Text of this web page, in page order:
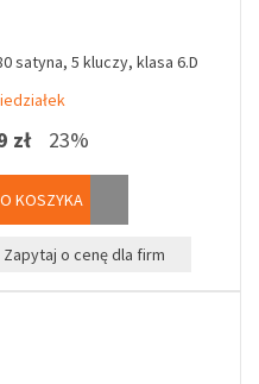
satyna, 5 kluczy, klasa 6.D
zł 23%
KOSZYKA
Zapytaj o cenę dla firm